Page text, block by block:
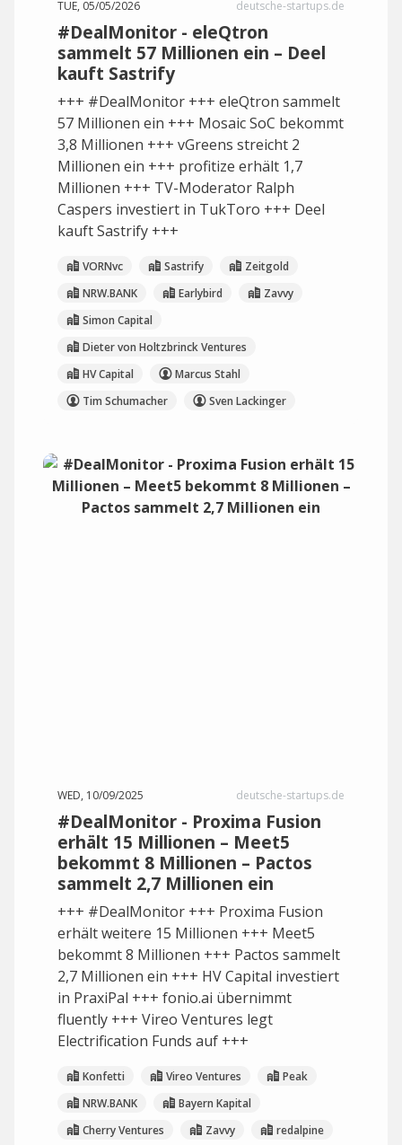
TUE, 05/05/2026 deutsche-startups.de
#DealMonitor - eleQtron
sammelt 57 Millionen ein – Deel
kauft Sastrify
+++ #DealMonitor +++ eleQtron sammelt
57 Millionen ein +++ Mosaic SoC bekommt
3,8 Millionen +++ vGreens streicht 2
Millionen ein +++ profitize erhält 1,7
Millionen +++ TV-Moderator Ralph
Caspers investiert in TukToro +++ Deel
kauft Sastrify +++
VORNvc Sastrify
Zeitgold
NRW.BANK
Earlybird
Zavvy
Simon Capital
Dieter von Holtzbrinck Ventures
HV Capital
Marcus Stahl
Tim Schumacher
Sven Lackinger
WED, 10/09/2025 deutsche-startups.de
#DealMonitor - Proxima Fusion
erhält 15 Millionen – Meet5
bekommt 8 Millionen – Pactos
sammelt 2,7 Millionen ein
+++ #DealMonitor +++ Proxima Fusion
erhält weitere 15 Millionen +++ Meet5
bekommt 8 Millionen +++ Pactos sammelt
2,7 Millionen ein +++ HV Capital investiert
in PraxiPal +++ fonio.ai übernimmt
fluently +++ Vireo Ventures legt
Electrification Funds auf +++
Konfetti Vireo Ventures
Peak
NRW.BANK
Bayern Kapital
Cherry Ventures
Zavvy
redalpine